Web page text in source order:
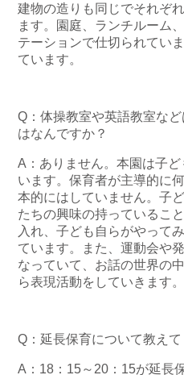
建物の造りも同じでそれぞ
ます。園庭、ランチルーム
テーションで仕切られてい
ています。
Q：体操教室や英語教室な
はなんですか？
A：ありません。本園は子
います。保育者が主導的に
本的にはしていません。子
たちの興味の持っているこ
入れ、子ども自らがやって
ています。また、運動会や
なっていて、お話の世界の
ら表現活動をしていきます。
Q：延長保育について教えて
A：18：15～20：15が延長